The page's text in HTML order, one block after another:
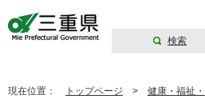
検索
現在位置： トップページ > 健康・福祉